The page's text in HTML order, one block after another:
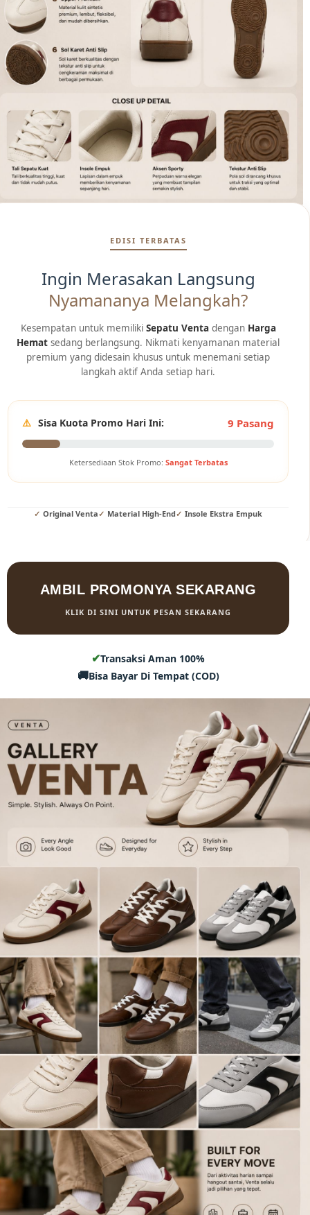
EDISI TERBATAS
Ingin Merasakan Langsung
Nyamananya Melangkah?
Kesempatan untuk memiliki Sepatu Ventadengan Harga
Hemat sedang berlangsung. Nikmati kenyamanan material
premium yang didesain khusus untuk menemani setiap
langkah aktif Anda setiap hari.
⚠️ Sisa Kuota Promo Hari Ini: 9 Pasang
Ketersediaan Stok Promo: Sangat Terbatas
Original Venta Material High-End Insole Ekstra Empuk
AMBIL PROMONYA SEKARANG
KLIK DI SINI UNTUK PESAN SEKARANG
✔Transaksi Aman 100%
🚚Bisa Bayar Di Tempat (COD)